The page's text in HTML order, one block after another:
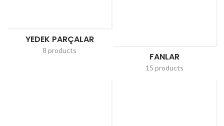
YEDEK PARÇALAR
8 products
FANLAR
15 products